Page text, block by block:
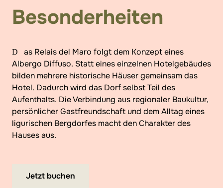
Besonderheiten
Das Relais del Maro folgt dem Konzept eines
Albergo Diffuso. Statt eines einzelnen Hotelgebäudes
bilden mehrere historische Häuser gemeinsam das
Hotel. Dadurch wird das Dorf selbst Teil des
Aufenthalts. Die Verbindung aus regionaler Baukultur,
persönlicher Gastfreundschaft und dem Alltag eines
ligurischen Bergdorfes macht den Charakter des
Hauses aus.
Jetzt buchen